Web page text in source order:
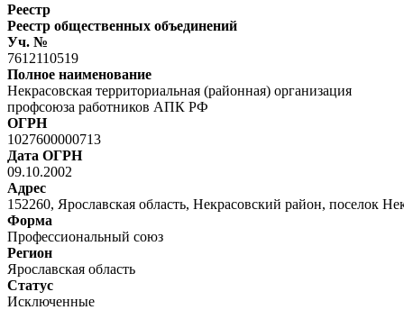
Реестр
Реестр общественных объединений
Уч. №
7612110519
Полное наименование
Некрасовская территориальная (районная) организация
профсоюза работников АПК РФ
ОГРН
1027600000713
Дата ОГРН
09.10.2002
Адрес
152260, Ярославская область, Некрасовский район, поселок
Форма
Профессиональный союз
Регион
Ярославская область
Статус
Исключенные